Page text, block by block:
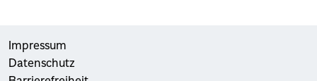
Impressum
Datenschutz